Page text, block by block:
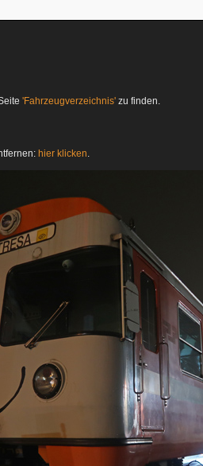
'Fahrzeugverzeichnis' zu finden.
hier klicken.